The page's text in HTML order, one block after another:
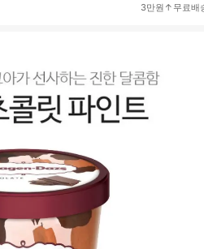
3만원↑무료배